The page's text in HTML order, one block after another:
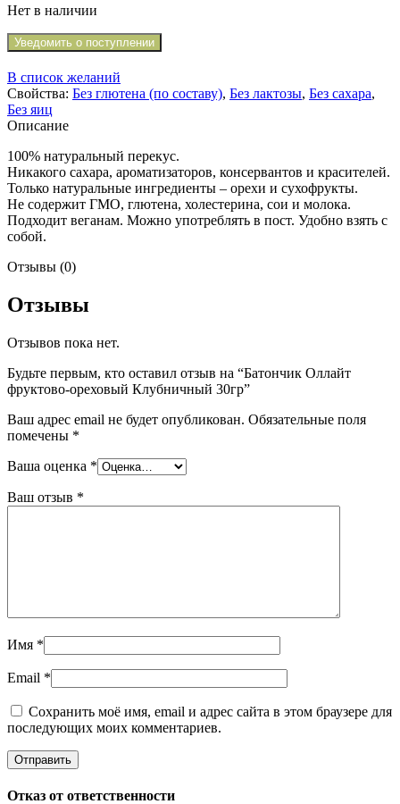
Нет в наличии
Уведомить о поступлении
В список желаний
Свойства: Без глютена (по составу), Без лактозы, Без сахара,
Без яиц
Описание
100% натуральный перекус.
Никакого сахара, ароматизаторов, консервантов и красителей.
Только натуральные ингредиенты – орехи и сухофрукты.
Не содержит ГМО, глютена, холестерина, сои и молока.
Подходит веганам. Можно употреблять в пост. Удобно взять с
собой.
Отзывы (0)
Отзывы
Отзывов пока нет.
Будьте первым, кто оставил отзыв на “Батончик Оллайт
фруктово-ореховый Клубничный 30гр”
Ваш адрес email не будет опубликован. Обязательные поля
помечены *
Ваша оценка *
Ваш отзыв *
Имя *
Email *
Сохранить моё имя, email и адрес сайта в этом браузере для
последующих моих комментариев.
Отказ от ответственности